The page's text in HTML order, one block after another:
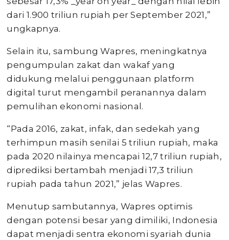
dari 1.900 triliun rupiah per September 2021,”
ungkapnya.
Selain itu, sambung Wapres, meningkatnya
pengumpulan zakat dan wakaf yang
didukung melalui penggunaan platform
digital turut mengambil peranannya dalam
pemulihan ekonomi nasional.
“Pada 2016, zakat, infak, dan sedekah yang
terhimpun masih senilai 5 triliun rupiah, maka
pada 2020 nilainya mencapai 12,7 triliun rupiah,
diprediksi bertambah menjadi 17,3 triliun
rupiah pada tahun 2021,” jelas Wapres.
Menutup sambutannya, Wapres optimis
dengan potensi besar yang dimiliki, Indonesia
dapat menjadi sentra ekonomi syariah dunia